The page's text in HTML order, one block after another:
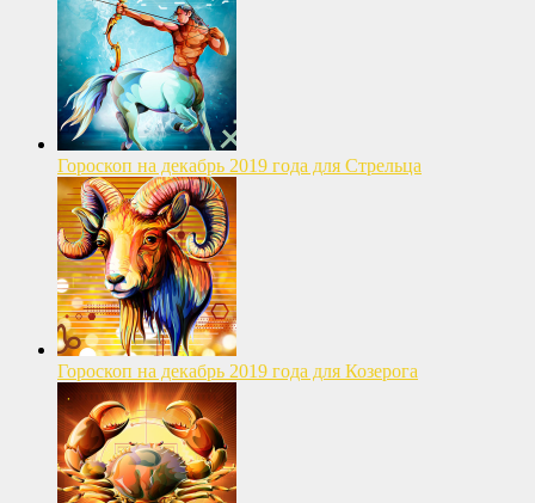
Гороскоп на декабрь 2019 года для Стрельца
Гороскоп на декабрь 2019 года для Козерога